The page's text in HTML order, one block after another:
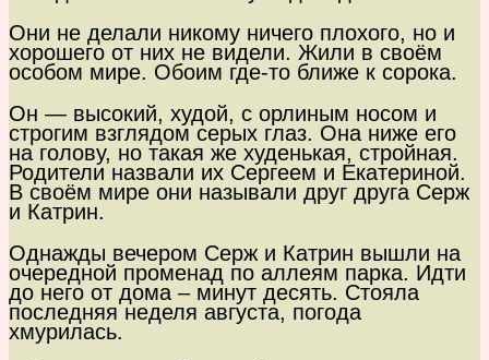
Они не делали никому ничего плохого, но и
хорошего от них не видели. Жили в своём
особом мире. Обоим где-то ближе к сорока.
Он — высокий, худой, с орлиным носом и
строгим взглядом серых глаз. Она ниже его
на голову, но такая же худенькая, стройная.
Родители назвали их Сергеем и Екатериной.
В своём мире они называли друг друга Серж
и Катрин.
Однажды вечером Серж и Катрин вышли на
очередной променад по аллеям парка. Идти
до него от дома – минут десять. Стояла
последняя неделя августа, погода
хмурилась.